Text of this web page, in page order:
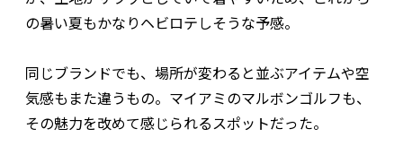
の暑い夏もかなりヘビロテしそうな予感。
同じブランドでも、場所が変わると並ぶアイテムや空
気感もまた違うもの。マイアミのマルボンゴルフも、
その魅力を改めて感じられるスポットだった。